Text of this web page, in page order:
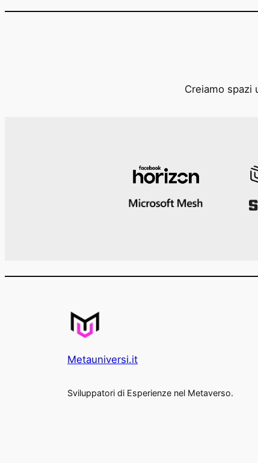
Creiamo spazi
Metauniversi.it
Sviluppatori di Esperienze nel Metaverso.